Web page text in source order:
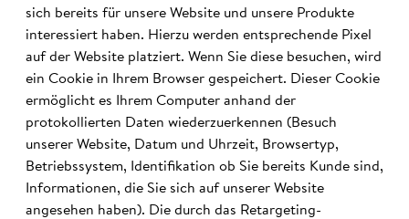
sich bereits für unsere Website und unsere Produkte
interessiert haben. Hierzu werden entsprechende Pixel
auf der Website platziert. Wenn Sie diese besuchen, wird
ein Cookie in Ihrem Browser gespeichert. Dieser Cookie
ermöglicht es Ihrem Computer anhand der
protokollierten Daten wiederzuerkennen (Besuch
unserer Website, Datum und Uhrzeit, Browsertyp,
Betriebssystem, Identifikation ob Sie bereits Kunde sind,
Informationen, die Sie sich auf unserer Website
angesehen haben). Die durch das Retargeting-